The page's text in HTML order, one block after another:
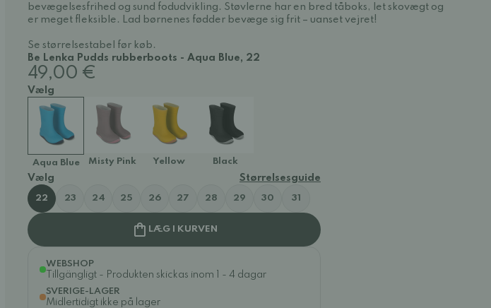
bevægelsesfrihed og sund fodudvikling. Støvlerne har en bred tåboks, let skovægt og
er meget fleksible. Lad børnenes fødder bevæge sig frit – uanset vejret!
Se størrelsestabel før køb.
Be Lenka Pudds rubberboots - Aqua Blue, 22
49,00 €
Vælg
Aqua Blue Misty Pink Yellow Black
Vælg Størrelsesguide
22 23 24 25 26 27 28 29 30 31
LÆG I KURVEN
WEBSHOP
Tillgängligt - Produkten skickas inom 1 - 4 dagar
SVERIGE-LAGER
Midlertidigt ikke på lager